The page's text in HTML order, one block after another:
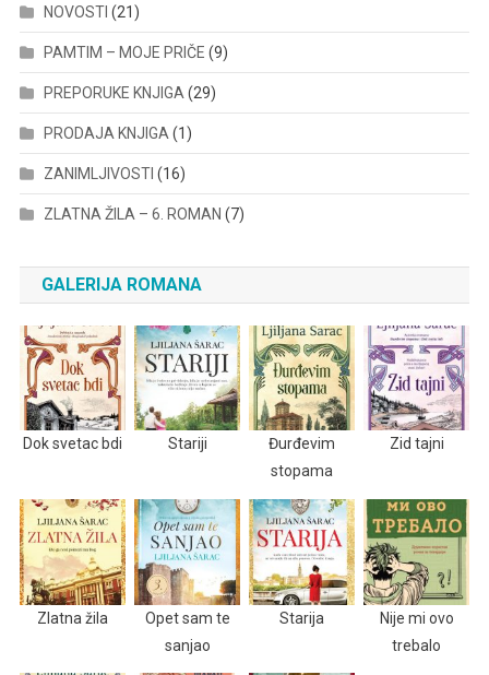
NOVOSTI (21)
PAMTIM – MOJE PRIČE (9)
PREPORUKE KNJIGA (29)
PRODAJA KNJIGA (1)
ZANIMLJIVOSTI (16)
ZLATNA ŽILA – 6. ROMAN (7)
GALERIJA ROMANA
Dok svetac bdi Stariji
Đurđevim
stopama
Zid tajni
Zlatna žila
Opet sam te
sanjao
Starija
Nije mi ovo
trebalo